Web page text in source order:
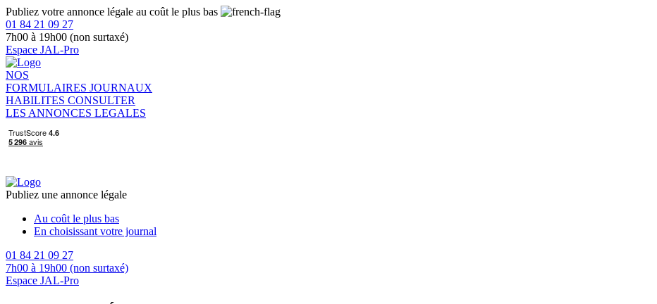
Publiez votre annonce légale au coût le plus bas
01 84 21 09 27
7h00 à 19h00 (non surtaxé)
Espace JAL-Pro
NOS
FORMULAIRES JOURNAUX
HABILITES CONSULTER
LES ANNONCES LEGALES
Publiez une annonce légale
Au coût le plus bas
En choisissant votre journal
01 84 21 09 27
7h00 à 19h00 (non surtaxé)
Espace JAL-Pro